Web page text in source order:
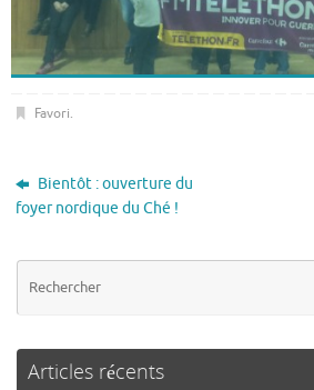
Favori.
Bientôt : ouverture du
foyer nordique du Ché !
Articles récents